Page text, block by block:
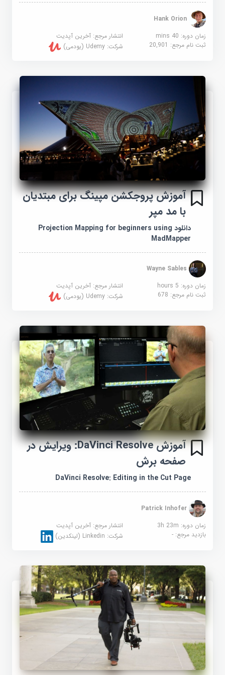
Hank Orion
زمان دوره: 40 mins
انتشار مرجع:آخرین آپدیت
ثبت نام مرجع:20,901 شرکت:Udemy (یودمی)
آموزش پروجکشن مپینگ برای مبتدیان
با مد مپر
دانلود Projection Mapping for beginners using
MadMapper
Wayne Sables
زمان دوره: 5 hours
انتشار مرجع:آخرین آپدیت
ثبت نام مرجع:678 شرکت:Udemy (یودمی)
آموزش DaVinci Resolve: ویرایش در
صفحه برش
DaVinci Resolve: Editing in the Cut Page
Patrick Inhofer
زمان دوره: 3h 23m
انتشار مرجع:آخرین آپدیت
بازدید مرجع:- شرکت:Linkedin (لینکدین)